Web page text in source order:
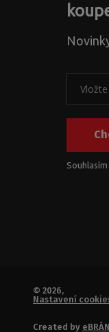
© 2026,
Nastavení
Created by